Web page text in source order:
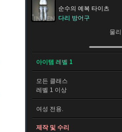
순수의 예복 타이츠
다리 방어구
물
아이템 레벨 1
모든 클래스
레벨 1 이상
여성 전용.
제작 및 수리